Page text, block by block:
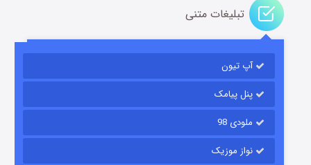
رویایی برای تو
قسمت۱۵ (دوبله) منتشر شد
تبلیغات متنی
آپ تیون
پنل پیامک
ملودی 98
نواز موزیک